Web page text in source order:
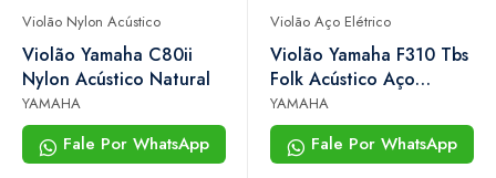
Violão Nylon Acústico
Violão Yamaha C80ii
Nylon Acústico Natural
YAMAHA
Fale Por WhatsApp
Violão Aço Elétrico
Violão Yamaha F310 Tbs
Folk Acústico Aço
Tobacco Sunburst
YAMAHA
Fale Por WhatsApp